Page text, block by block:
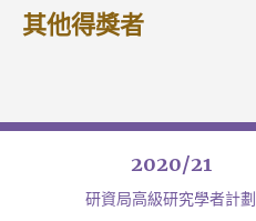
其他得獎者
2020/21
研資局高級研究學者計劃